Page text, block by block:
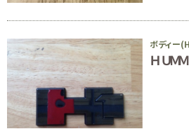
ボディー
ＨＵ